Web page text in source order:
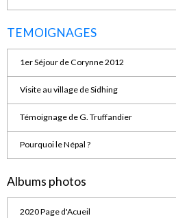
TEMOIGNAGES
1er Séjour de Corynne 2012
Visite au village de Sidhing
Témoignage de G. Truffandier
Pourquoi le Népal ?
Albums photos
2020 Page d'Acueil